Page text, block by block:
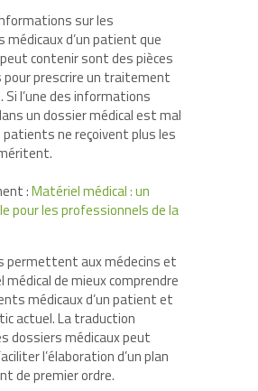
sur les
d’un patient que
contenir sont des pièces
prescrire un traitement
Si l’une des informations
un dossier médical est mal
ne reçoivent plus les
:Matériel médical : un
pour les professionnels de la
permettent aux médecins et
médical de mieux comprendre
médicaux d’un patient et
actuel. La traduction
dossiers médicaux peut
l’élaboration d’un plan
de premier ordre.